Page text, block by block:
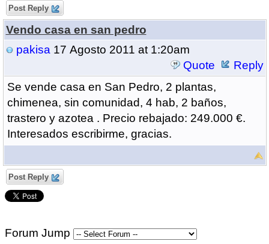
Post Reply
Vendo casa en san pedro
pakisa 17 Agosto 2011 at 1:20am
Quote
Reply
Se vende casa en San Pedro, 2 plantas,
chimenea, sin comunidad, 4 hab, 2 baños,
trastero y azotea . Precio rebajado: 249.000 €.
Interesados escribirme, gracias.
Post Reply
Forum Jump